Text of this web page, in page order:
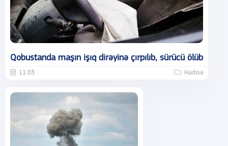
Qobustanda maşın işıq dirəyinə çırpılıb, sürücü ölüb
11:03 Hadisə